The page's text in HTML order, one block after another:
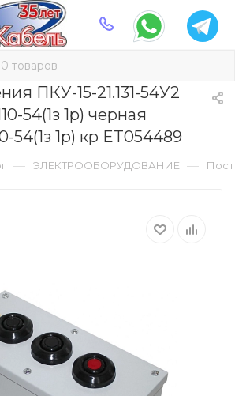
ПКУ-15-21.131-54У2
54(1з 1р) черная
54(1з 1р) кр ET054489
— ЭЛЕКТРООБОРУДОВАНИЕ —